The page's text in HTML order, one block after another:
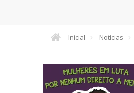
Inicial Notícias